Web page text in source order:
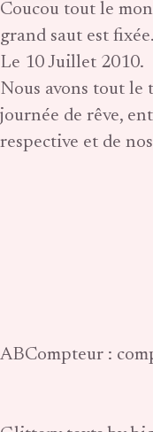
Coucou tout le
grand saut est fixée.
Le 10 Juillet 2010.
Nous avons tout le
journée de rêve,
respective et de
ABCompteur :